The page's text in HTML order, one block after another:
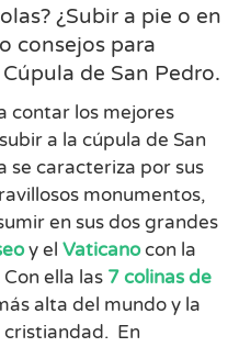
¿Subir a pie o en
consejos para
de San Pedro.
contar los mejores
a la cúpula de San
se caracteriza por sus
monumentos,
en sus dos grandes
y el Vaticanocon la
Con ella las 7 colinas de
alta del mundo y la
En